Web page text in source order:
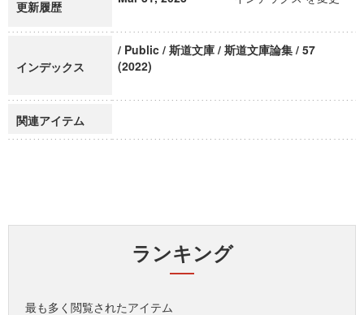
更新履歴
インデックス
/ Public / 斯道文庫 / 斯道文庫論集 / 57
(2022)
関連アイテム
ランキング
最も多く閲覧されたアイテム